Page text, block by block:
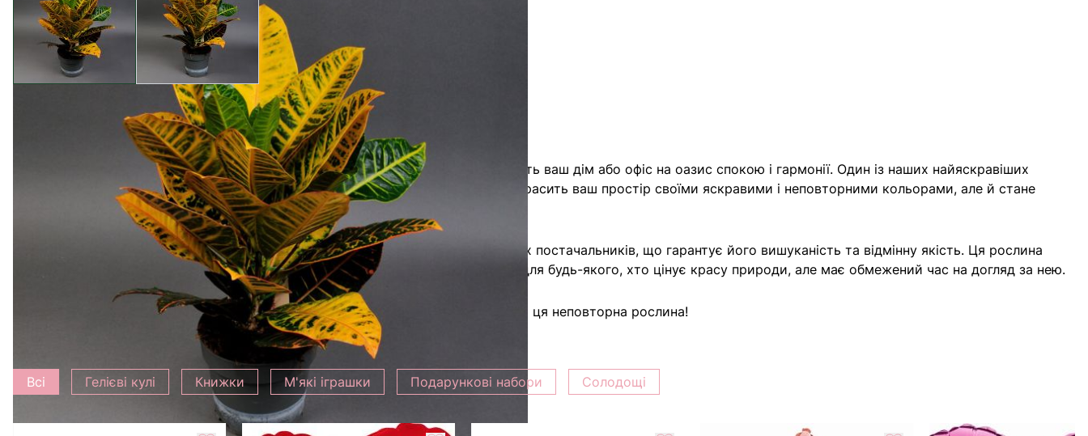
Характеристика
В магазині Camellia ви знайдете неперевершену красу природи, яка перетворить ваш дім або офіс на оазис спокою і гармонії. Один із наших найяскравіших
представників - це Кодіеум (Кротон) у висоту 55 см. Ця рослина не лише прикрасить ваш простір своїми яскравими і неповторними кольорами, але й стане
символом вашого стилю та вишуканості.
Кодіеум, який ви можете придбати у нашому магазині, походить від найкращих постачальників, що гарантує його вишуканість та відмінну якість. Ця рослина
відома своєю стійкістю та легкістю догляду, що робить її ідеальним вибором для будь-якого, хто цінує красу природи, але має обмежений час на догляд за нею.
Не вагаючись, оберіть Кодіеум в магазині Camellia - вашому простору потрібна ця неповторна рослина!
Додати до букету
Всі Гелієві кулі Книжки М'які іграшки Подарункові набори Солодощі